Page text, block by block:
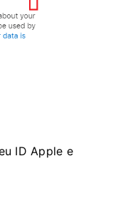
ID Apple e